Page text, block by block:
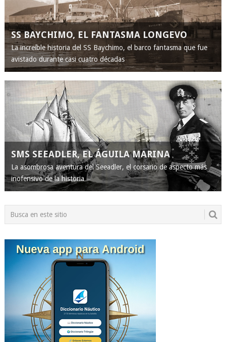
SS BAYCHIMO, EL FANTASMA LONGEVO
La increíble historia del SS Baychimo, el barco fantasma que fue
avistado durante casi cuatro décadas
SMS SEEADLER, EL ÁGUILA MARINA
La asombrosa aventura del Seeadler, el corsario de aspecto más
inofensivo de la historia